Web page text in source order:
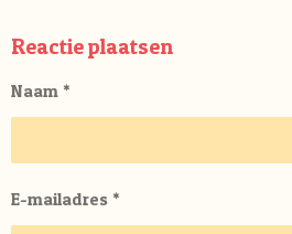
e
n
l
r
e
e
n
Reactie plaatsen
Naam *
E-mailadres *